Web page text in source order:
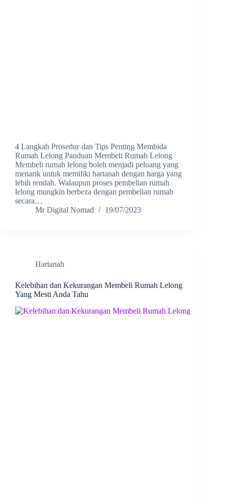
4 Langkah Prosedur dan Tips Penting Membida
Rumah Lelong Panduan Membeli Rumah Lelong
Membeli rumah lelong boleh menjadi peluang yang
menarik untuk memiliki hartanah dengan harga yang
lebih rendah. Walaupun proses pembelian rumah
lelong mungkin berbeza dengan pembelian rumah
secara…
Mr Digital Nomad
19/07/2023
Hartanah
Kelebihan dan Kekurangan Membeli Rumah Lelong
Yang Mesti Anda Tahu